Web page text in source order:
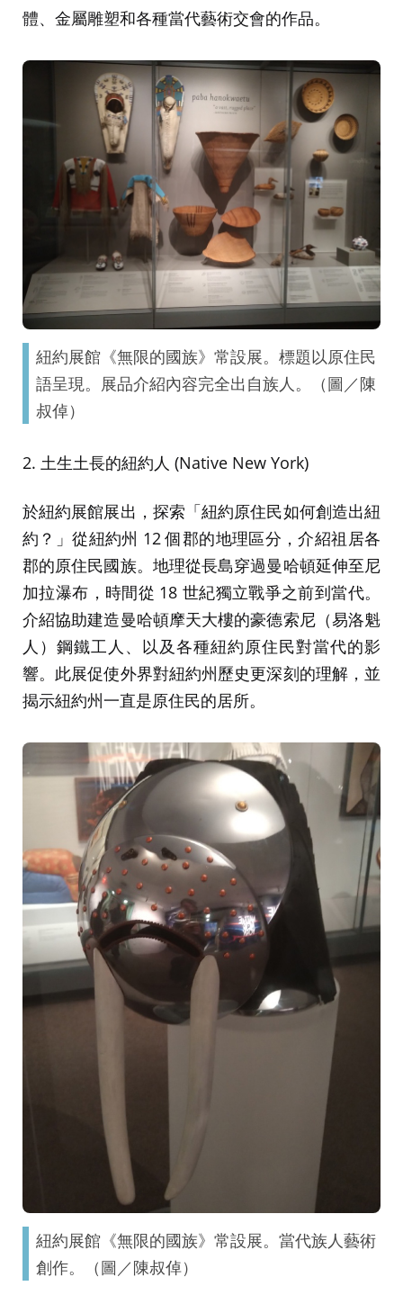
體、金屬雕塑和各種當代藝術交會的作品。
紐約展館《無限的國族》常設展。標題以原住民
語呈現。展品介紹內容完全出自族人。（圖／陳
叔倬）
2. 土生土長的紐約人 (Native New York)
於紐約展館展出，探索「紐約原住民如何創造出紐
約？」從紐約州 12 個郡的地理區分，介紹祖居各
郡的原住民國族。地理從長島穿過曼哈頓延伸至尼
加拉瀑布，時間從 18 世紀獨立戰爭之前到當代。
介紹協助建造曼哈頓摩天大樓的豪德索尼（易洛魁
人）鋼鐵工人、以及各種紐約原住民對當代的影
響。此展促使外界對紐約州歷史更深刻的理解，並
揭示紐約州一直是原住民的居所。
紐約展館《無限的國族》常設展。當代族人藝術
創作。（圖／陳叔倬）